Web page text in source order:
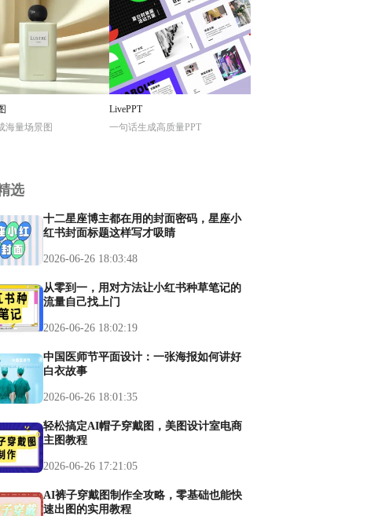
海量场景图
LivePPT
一句话生成高质量PPT
选
十二星座博主都在用的封面密码，星座小
红书封面标题这样写才吸睛
2026-06-26 18:03:48
从零到一，用对方法让小红书种草笔记的
流量自己找上门
2026-06-26 18:02:19
中国医师节平面设计：一张海报如何讲好
白衣故事
2026-06-26 18:01:35
轻松搞定AI帽子穿戴图，美图设计室电商
主图教程
2026-06-26 17:21:05
AI裤子穿戴图制作全攻略，零基础也能快
速出图的实用教程